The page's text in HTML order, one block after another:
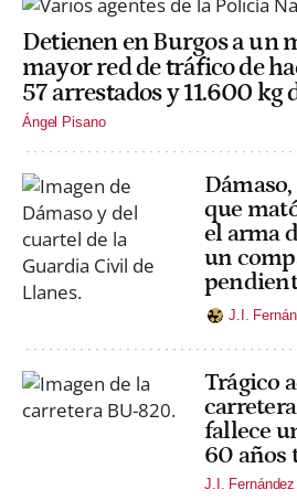
Detienen en Burgos a un
mayor red de tráfico de
57 arrestados y 11.600 kg
Ángel Pisano
que
el arma
un
J.I.
Trágico
fallece
60 años
J.I. Fernández